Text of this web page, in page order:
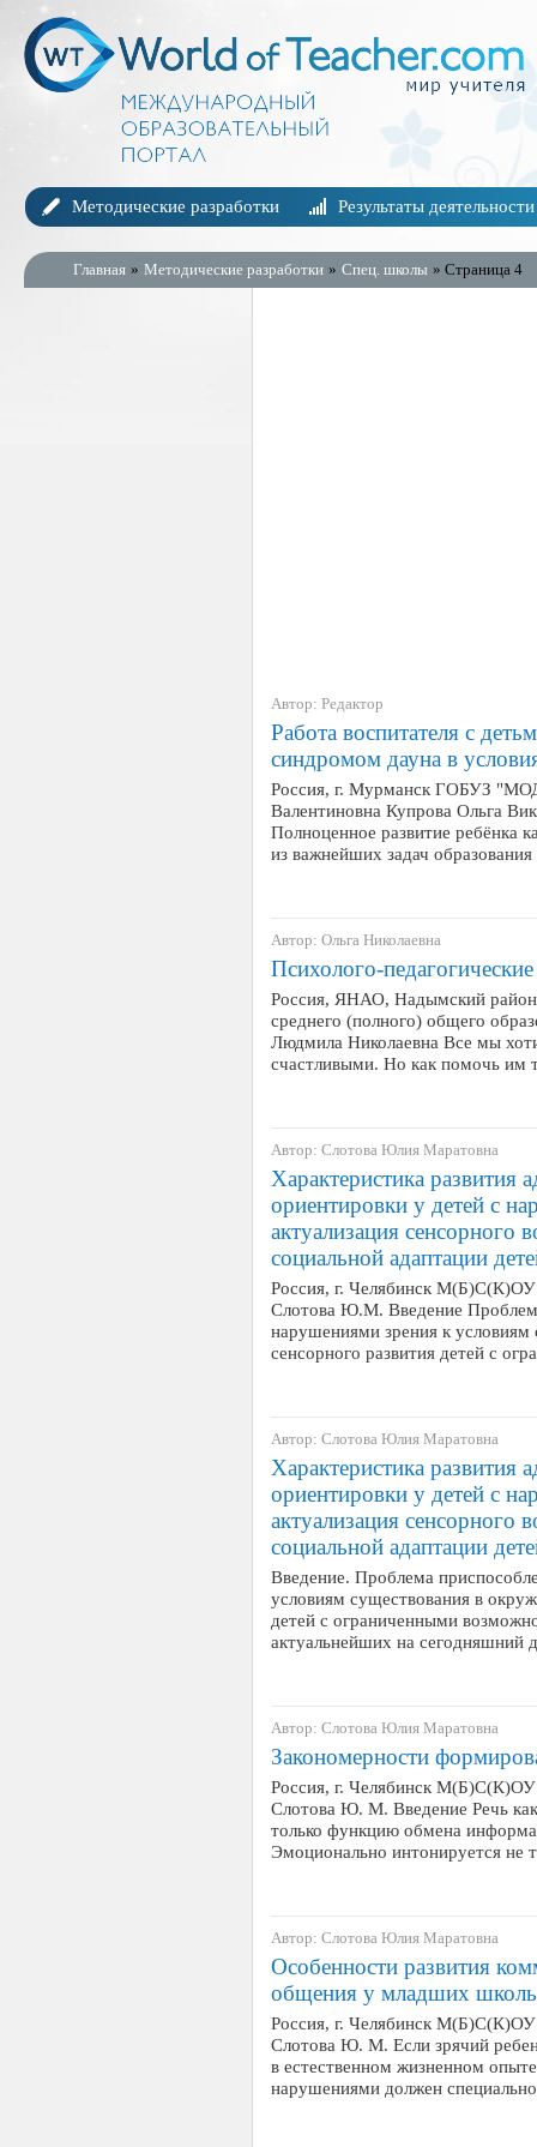
Методические разработки Результаты деятельности
Главная » Методические разработки » Спец. школы » Страница 4
Автор: Редактор
Работа воспитателя с
синдромом дауна в
Россия, г. Мурманск ГОБУЗ
Валентиновна Купрова Ольга
Полноценное развитие ребёнка
из важнейших задач
Автор: Ольга Николаевна
Психолого-
Россия, ЯНАО, Надымский
среднего (полного) общего
Людмила Николаевна Все мы
счастливыми. Но как помочь им
Автор: Слотова Юлия Маратовна
Характеристика развития
ориентировки у детей с
актуализация сенсорного
социальной адаптации
Россия, г. Челябинск
Слотова Ю.М. Введение
нарушениями зрения к
сенсорного развития детей с
Автор: Слотова Юлия Маратовна
Характеристика развития
ориентировки у детей с
актуализация сенсорного
социальной адаптации
Введение. Проблема
условиям существования в
детей с ограниченными
актуальнейших на сегодняшний
Автор: Слотова Юлия Маратовна
Закономерности
Россия, г. Челябинск
Слотова Ю. М. Введение Речь
только функцию обмена
Эмоционально интонируется не
Автор: Слотова Юлия Маратовна
Особенности развития
общения у младших
Россия, г. Челябинск
Слотова Ю. М. Если зрячий
в естественном жизненном
нарушениями должен